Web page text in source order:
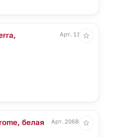
Арт. 11231
☆
белая
Арт. 20686.60
☆